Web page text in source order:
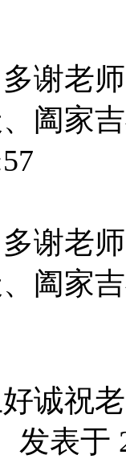
谢老
阖家
谢老
阖家
诚祝
发表于